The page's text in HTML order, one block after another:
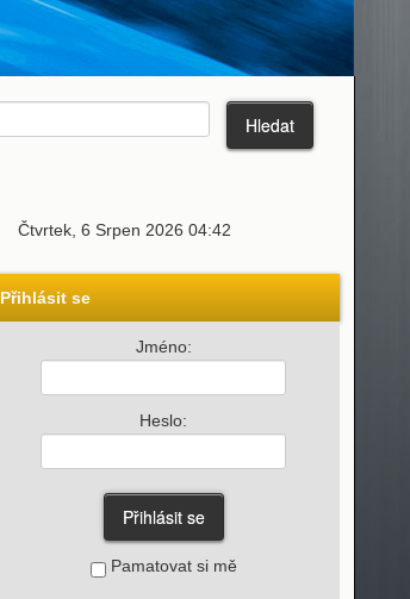
Čtvrtek, 6 Srpen 2026 04:42
Přihlásit se
Jméno:
Heslo:
Pamatovat si mě